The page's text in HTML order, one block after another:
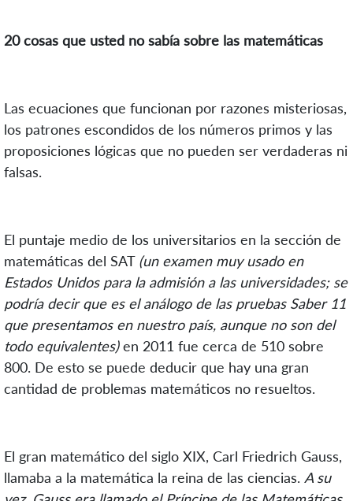
20 cosas que usted no sabía sobre las matemáticas
Las ecuaciones que funcionan por razones misteriosas,
los patrones escondidos de los números primos y las
proposiciones lógicas que no pueden ser verdaderas ni
falsas.
El puntaje medio de los universitarios en la sección de
matemáticas del SAT (un examen muy usado en
Estados Unidos para la admisión a las universidades; se
podría decir que es el análogo de las pruebas Saber 11
que presentamos en nuestro país, aunque no son del
todo equivalentes)en 2011 fue cerca de 510 sobre
800. De esto se puede deducir que hay una gran
cantidad de problemas matemáticos no resueltos.
El gran matemático del siglo XIX, Carl Friedrich Gauss,
llamaba a la matemática la reina de las ciencias. A su